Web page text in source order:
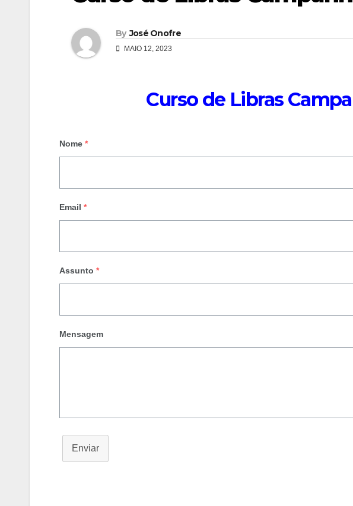
By José Onofre
MAIO 12, 2023
Curso de Libras
Nome *
Email *
Assunto *
Mensagem
Enviar